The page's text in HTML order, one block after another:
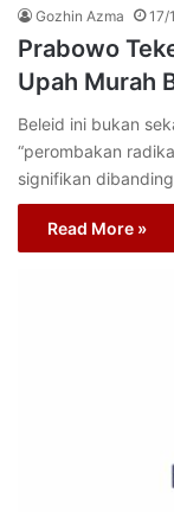
Gozhin Azma 17/
Prabowo
Upah Murah
Beleid ini bukan
“perombakan
signifikan
Read More »